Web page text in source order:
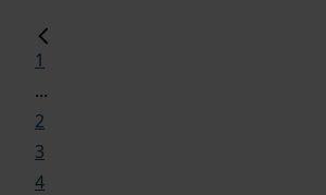
1
...
2
3
4